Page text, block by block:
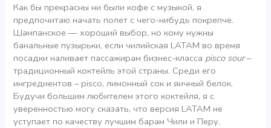
Как бы прекрасны ни были кофе с музыкой, я
предпочитаю начать полет с чего-нибудь покрепче.
Шампанское — хороший выбор, но кому нужны
банальные пузырьки, если чилийская LATAM во время
посадки наливает пассажирам бизнес-класса pisco sour–
традиционный коктейль этой страны. Среди его
ингредиентов – pisco, лимонный сок и яичный белок.
Будучи большим любителем этого коктейля, я с
уверенностью могу сказать, что версия LATAM не
уступает по качеству лучшим барам Чили и Перу.